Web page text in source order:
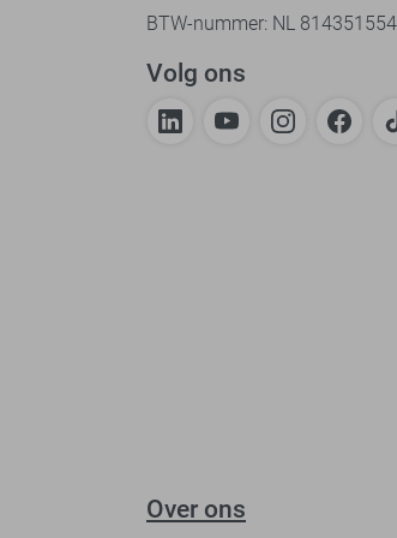
BTW-nummer: NL
Volg ons
Over ons